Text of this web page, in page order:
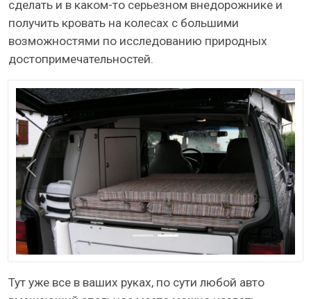
сделать и в каком-то серьезном внедорожнике и
получить кровать на колесах с большими
возможностями по исследованию природных
достопримечательностей.
Назад
Тут уже все в ваших руках, по сути любой авто